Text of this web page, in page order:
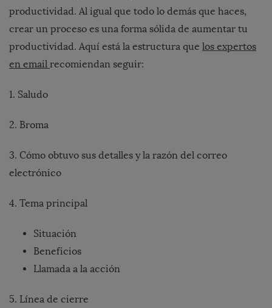
productividad. Al igual que todo lo demás que haces,
crear un proceso es una forma sólida de aumentar tu
productividad. Aquí está la estructura que los expertos
en email recomiendan seguir:
1. Saludo
2. Broma
3. Cómo obtuvo sus detalles y la razón del correo
electrónico
4. Tema principal
Situación
Beneficios
Llamada a la acción
5. Línea de cierre